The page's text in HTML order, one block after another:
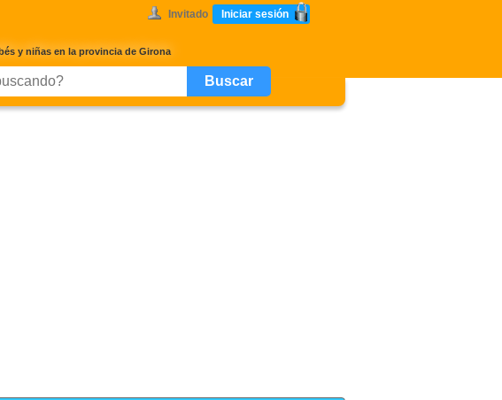
Invitado Iniciar sesión
y niñas en la provincia de Girona